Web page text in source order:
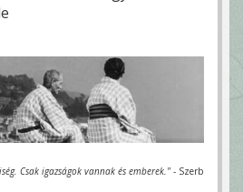
Csak igazságok vannak és emberek." - Szerb